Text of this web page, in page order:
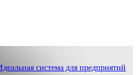
система для предприятий